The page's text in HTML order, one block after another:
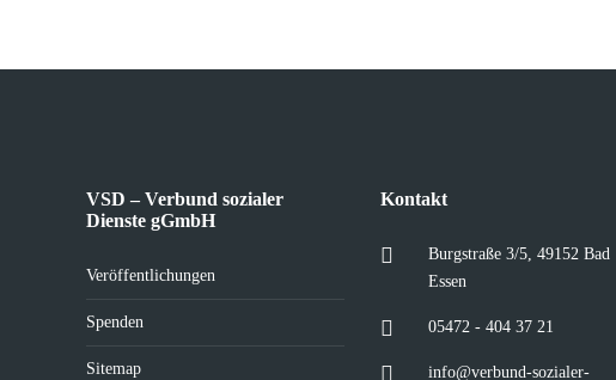
VSD – Verbund sozialer
Dienste gGmbH
Veröffentlichungen
Spenden
Sitemap
Kontakt
Burgstraße 3/5, 49152 Bad
Essen
05472 - 404 37 21
info@verbund-sozialer-